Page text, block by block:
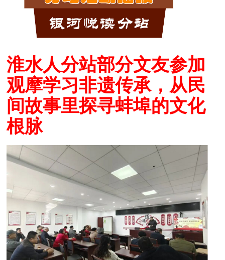
淮水人分站部分文友参加
观摩学习非遗传承，从民
间故事里探寻蚌埠的文化
根脉